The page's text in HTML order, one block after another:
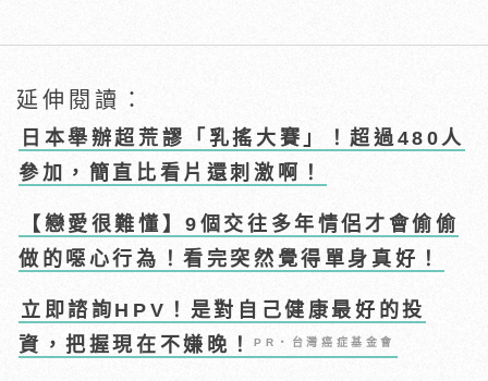
延伸閱讀：
日本舉辦超荒謬「乳搖大賽」！超過480人
參加，簡直比看片還刺激啊！
【戀愛很難懂】9個交往多年情侶才會偷偷
做的噁心行為！看完突然覺得單身真好！
立即諮詢HPV！是對自己健康最好的投
資，把握現在不嫌晚！PR・台灣癌症基金會